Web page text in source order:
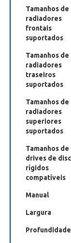
Tamanhos de
radiadores
frontais
suportados
Tamanhos de
radiadores
traseiros
suportados
Tamanhos de
radiadores
superiores
suportados
Tamanhos de
drives de
rígidos
compatíveis
Manual
Largura
Profundidade